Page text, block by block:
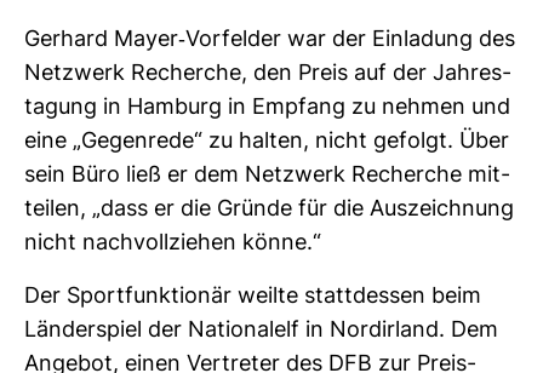
Ger­hard Mayer-​Vor­felder war der Ein­la­dung des
Netz­werk Recherche, den Preis auf der Jah­res­
ta­gung in Ham­burg in Emp­fang zu nehmen und
eine „Gegen­rede“ zu halten, nicht gefolgt. Über
sein Büro ließ er dem Netz­werk Recherche mit­
teilen, „dass er die Gründe für die Aus­zeich­nung
nicht nach­voll­ziehen könne.“
Der Sport­funk­tionär weilte statt­dessen beim
Län­der­spiel der Natio­nalelf in Nord­ir­land. Dem
Angebot, einen Ver­treter des DFB zur Preis­